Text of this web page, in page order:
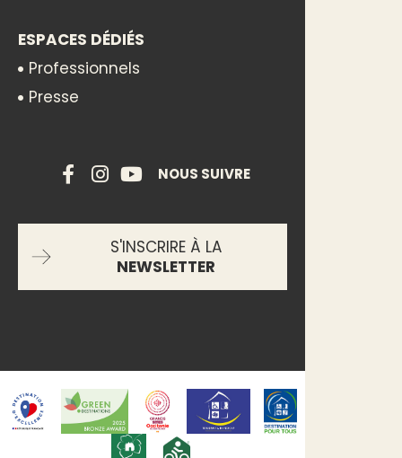
ESPACES DÉDIÉS
Professionnels
Presse
NOUS SUIVRE
S'INSCRIRE À LA
NEWSLETTER